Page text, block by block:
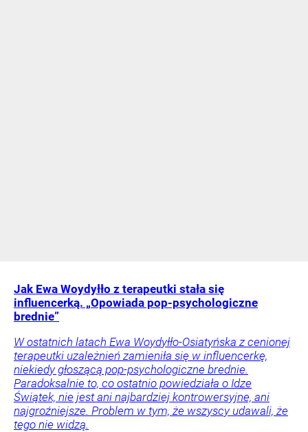
Jak Ewa Woydyłło z terapeutki stała się
influencerką. „Opowiada pop-psychologiczne
brednie”
W ostatnich latach Ewa Woydyłło-Osiatyńska z cenionej
terapeutki uzależnień zamieniła się w influencerkę,
niekiedy głoszącą pop-psychologiczne brednie.
Paradoksalnie to, co ostatnio powiedziała o Idze
Świątek, nie jest ani najbardziej kontrowersyjne, ani
najgroźniejsze. Problem w tym, że wszyscy udawali, że
tego nie widzą.